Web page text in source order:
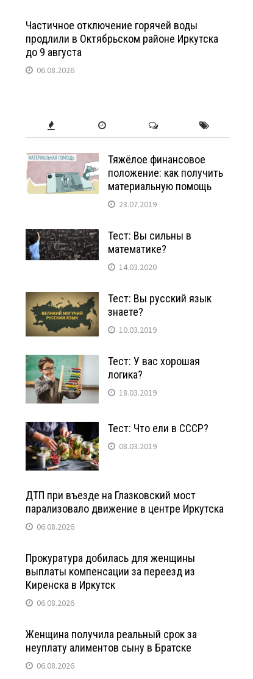
Частичное отключение горячей воды
продлили в Октябрьском районе Иркутска
до 9 августа
06.08.2026
Тяжёлое финансовое
положение: как получить
материальную помощь
23.07.2019
Тест: Вы сильны в
математике?
14.03.2020
Тест: Вы русский язык
знаете?
10.03.2019
Тест: У вас хорошая
логика?
18.03.2019
Тест: Что ели в СССР?
08.03.2019
ДТП при въезде на Глазковский мост
парализовало движение в центре Иркутска
06.08.2026
Прокуратура добилась для женщины
выплаты компенсации за переезд из
Киренска в Иркутск
06.08.2026
Женщина получила реальный срок за
неуплату алиментов сыну в Братске
06.08.2026